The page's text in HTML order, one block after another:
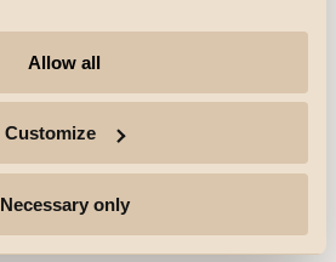
Allow all
Customize
Necessary only